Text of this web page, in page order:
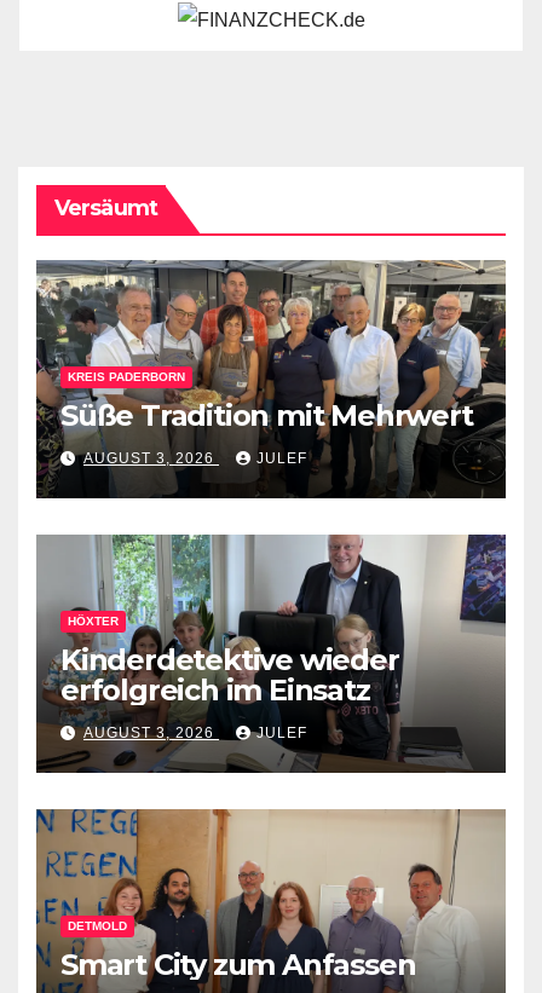
Versäumt
KREIS PADERBORN
Süße Tradition mit Mehrwert
AUGUST 3, 2026 JULEF
HÖXTER
Kinderdetektive wieder
erfolgreich im Einsatz
AUGUST 3, 2026 JULEF
DETMOLD
Smart City zum Anfassen